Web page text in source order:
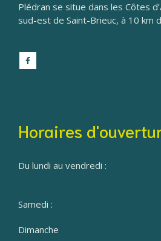
Plédran se situe dans les Côtes
sud-est de Saint-Brieuc, à 10 km
Horaires
Du lundi au vendredi :
Samedi :
Dimanche